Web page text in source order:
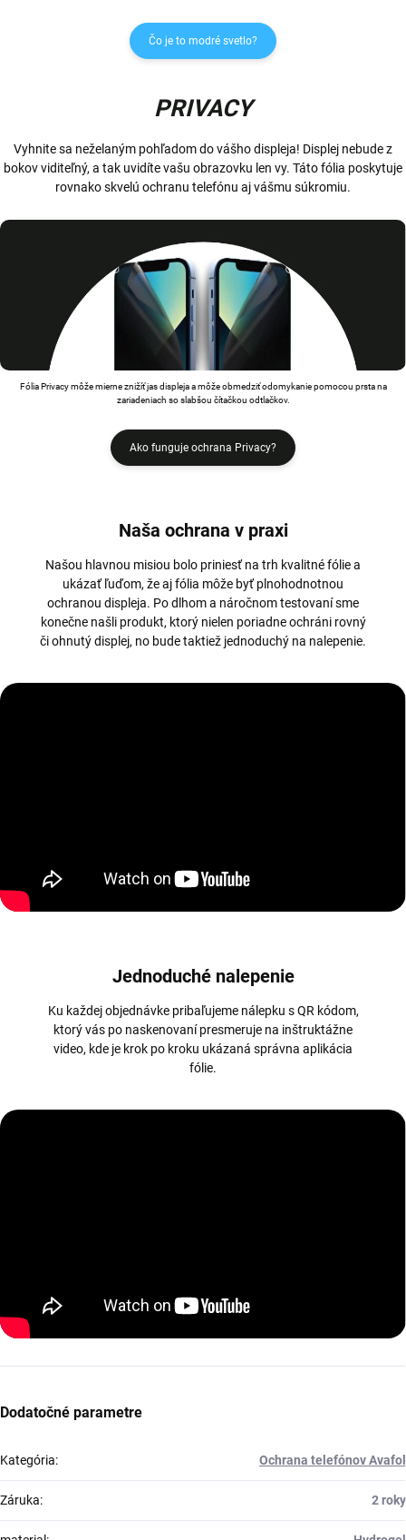
Čo je to modré svetlo?
PRIVACY
Vyhnite sa neželaným pohľadom do vášho displeja! Displej nebude z
bokov viditeľný, a tak uvidíte vašu obrazovku len vy. Táto fólia poskytuje
rovnako skvelú ochranu telefónu aj vášmu súkromiu.
Fólia Privacy môže mierne znižíť jas displeja a môže obmedziť odomykanie pomocou prsta na
zariadeniach so slabšou čítačkou odtlačkov.
Ako funguje ochrana Privacy?
Naša ochrana v praxi
Našou hlavnou misiou bolo priniesť na trh kvalitné fólie a
ukázať ľuďom, že aj fólia môže byť plnohodnotnou
ochranou displeja. Po dlhom a náročnom testovaní sme
konečne našli produkt, ktorý nielen poriadne ochráni rovný
či ohnutý displej, no bude taktiež jednoduchý na nalepenie.
Jednoduché nalepenie
Ku každej objednávke pribaľujeme nálepku s QR kódom,
ktorý vás po naskenovaní presmeruje na inštruktážne
video, kde je krok po kroku ukázaná správna aplikácia
fólie.
Dodatočné parametre
Kategória: Ochrana telefónov Avafol
Záruka: 2 roky